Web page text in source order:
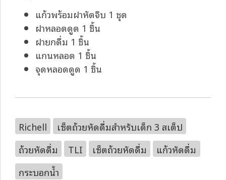
แก้วพร้อมฝาหัดจิบ 1 ชุด
ฝาหลอดดูด 1 ชิ้น
ฝายกดื่ม 1 ชิ้น
แกนหลอด 1 ชิ้น
จุดหลอดดูด 1 ชิ้น
Richell
เซ็ตถ้วยหัดดื่มสำหรับเด็ก 3 สเต็ป
ถ้วยหัดดื่ม
TLI เซ็ตถ้วยหัดดื่ม
แก้วหัดดื่ม
กระบอกน้ำ